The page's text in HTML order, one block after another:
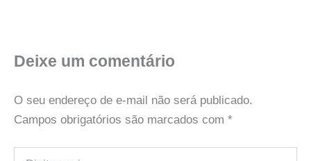
Deixe um comentário
O seu endereço de e-mail não será publicado.
Campos obrigatórios são marcados com *